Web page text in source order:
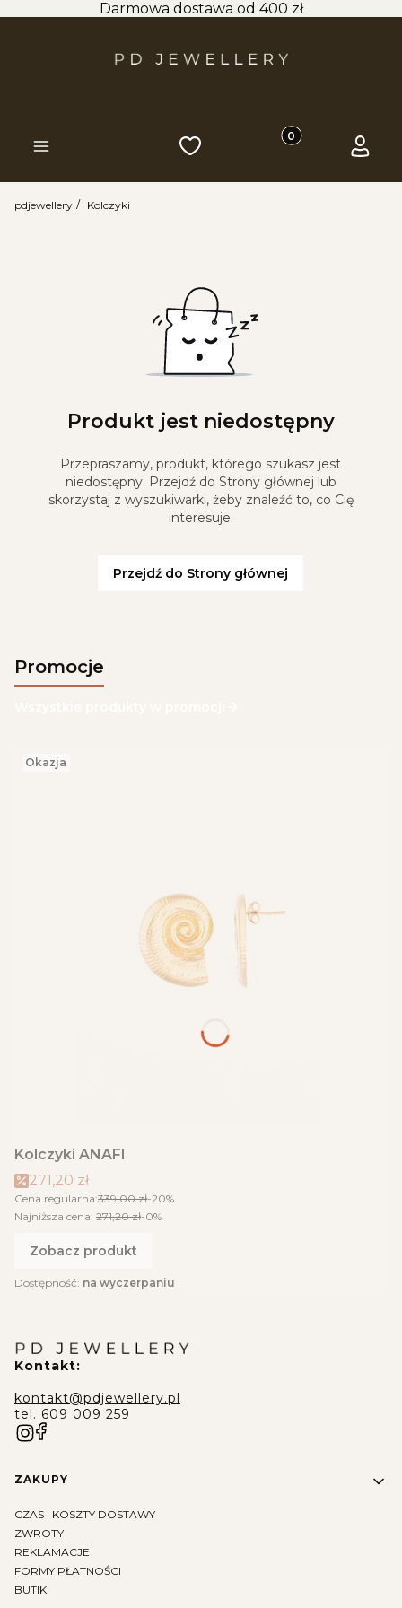
Darmowa dostawa od 400 zł
Menu Ulubione Produkty w
Koszyk Zaloguj
pdjewellery Kolczyki
Produkt jest niedostępny
Przepraszamy, produkt, którego szukasz jest
niedostępny. Przejdź do Strony głównej lub
skorzystaj z wyszukiwarki, żeby znaleźć to, co Cię
interesuje.
Przejdź do Strony głównej
Promocje
Okazja
Kolczyki ANAFI
271,20 zł
Cena regularna:339,00 zł-20%
Najniższa cena: 271,20 zł-0%
Zobacz produkt
Dostępność: na wyczerpaniu
Kontakt:
kontakt@pdjewellery.pl
tel. 609 009 259
Linki w stopce
ZAKUPY
CZAS I KOSZTY DOSTAWY
ZWROTY
REKLAMACJE
FORMY PŁATNOŚCI
BUTIKI